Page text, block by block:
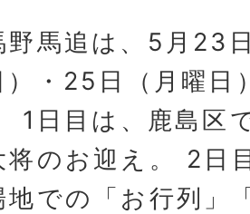
野馬追は、5月23
）・25日（月曜日
1日目は、鹿島区
将のお迎え。 2日
地での「お行列」